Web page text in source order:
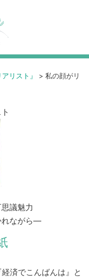
アリスト』 > 私の顔がリ
議魅力
れながら―
済でこんばんは』と